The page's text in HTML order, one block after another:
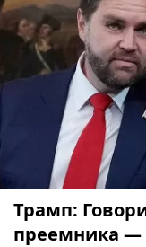
Трамп:
преемника —